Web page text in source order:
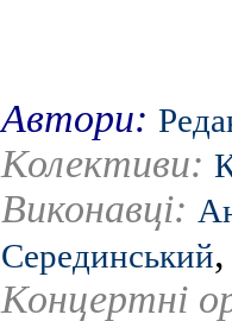
Автори:
Колективи:
Виконавці:
Серединський,
Концертні